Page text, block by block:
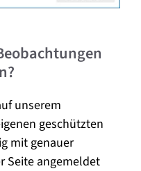
unserem
geschützten
mit genauer
Seite angemeldet